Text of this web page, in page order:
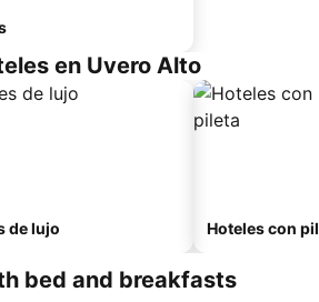
en Uvero Alto
de lujo Hoteles con
bed and breakfasts